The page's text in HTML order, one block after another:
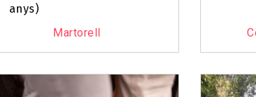
anys)
Martorell